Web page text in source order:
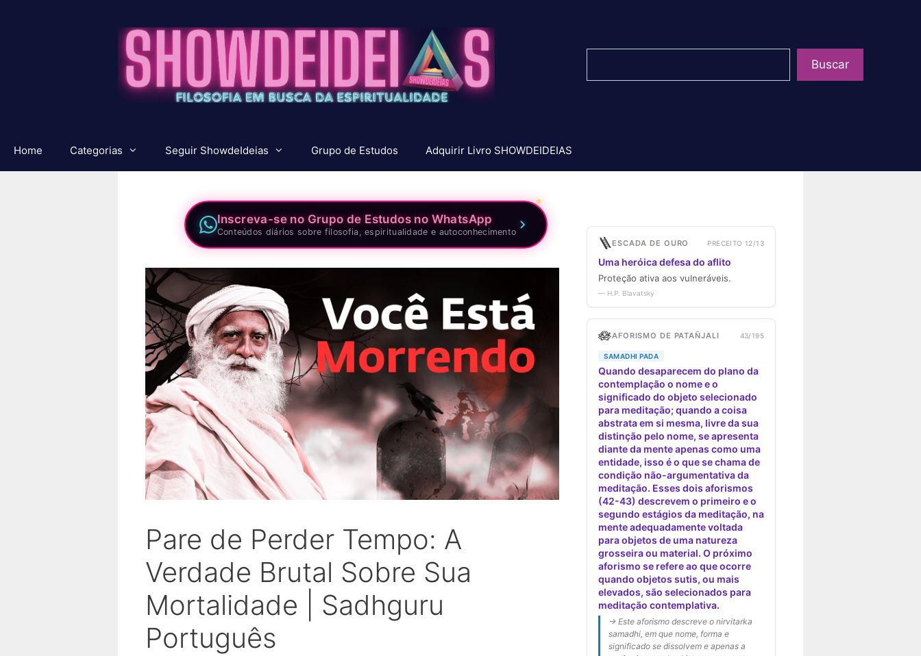
Buscar
Home Categorias Seguir ShowdeIdeias Grupo de Estudos Adquirir Livro SHOWDEIDEIAS
Inscreva-se no Grupo de Estudos no WhatsApp
Conteúdos diários sobre filosofia, espiritualidade e autoconhecimento
Pare de Perder Tempo: A
Verdade Brutal Sobre Sua
Mortalidade | Sadhguru
Português